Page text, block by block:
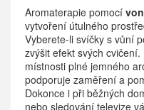
Aromaterapie pomocí
vytvoření útulného
Vyberete-li svíčky s vůní
zvýšit efekt svých
místnosti plné jemného
podporuje zaměření a
Dokonce i při běžných
nebo sledování televize